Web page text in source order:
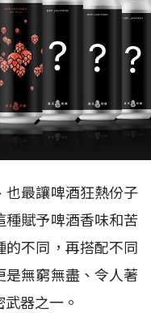
也最讓啤酒狂熱份子
種賦予啤酒香味和苦
的不同，再搭配不同
是無窮無盡、令人著
器之一。